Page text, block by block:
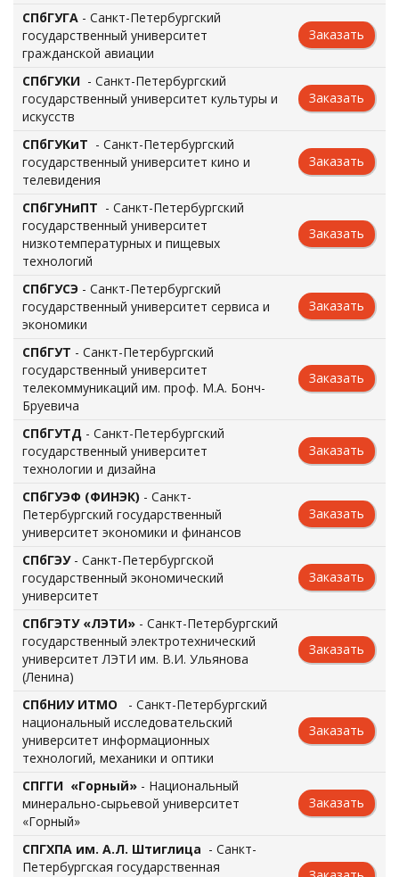
СПбГУГА - Санкт-Петербургский
государственный университет
гражданской авиации
Заказать
СПбГУКИ - Санкт-Петербургский
государственный университет культуры и
искусств
Заказать
СПбГУКиТ - Санкт-Петербургский
государственный университет кино и
телевидения
Заказать
СПбГУНиПТ - Санкт-Петербургский
государственный университет
низкотемпературных и пищевых
технологий
Заказать
СПбГУСЭ - Санкт-Петербургский
государственный университет сервиса и
экономики
Заказать
СПбГУТ - Санкт-Петербургский
государственный университет
телекоммуникаций им. проф. М.А. Бонч-
Бруевича
Заказать
СПбГУТД - Санкт-Петербургский
государственный университет
технологии и дизайна
Заказать
СПбГУЭФ (ФИНЭК) - Санкт-
Петербургский государственный
университет экономики и финансов
Заказать
СПбГЭУ- Санкт-Петербургской
государственный экономический
университет
Заказать
СПбГЭТУ «ЛЭТИ» - Санкт-Петербургский
государственный электротехнический
университет ЛЭТИ им. В.И. Ульянова
(Ленина)
Заказать
СПбНИУ ИТМО
- Санкт-Петербургский
национальный исследовательский
университет информационных
технологий, механики и оптики
Заказать
СПГГИ «Горный» - Национальный
минерально-сырьевой университет
«Горный»
Заказать
СПГХПА им. А.Л. Штиглица - Санкт-
Петербургская государственная